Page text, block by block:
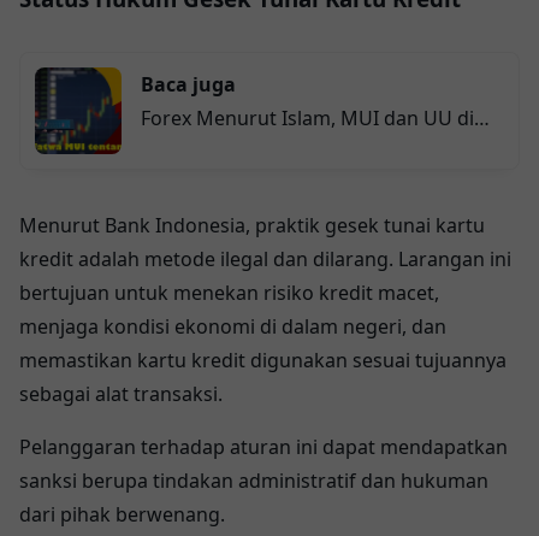
Baca juga
Forex Menurut Islam, MUI dan UU di
Menurut Bank Indonesia, praktik gesek tunai kartu
kredit adalah metode ilegal dan dilarang. Larangan ini
bertujuan untuk menekan risiko kredit macet,
menjaga kondisi ekonomi di dalam negeri, dan
memastikan kartu kredit digunakan sesuai tujuannya
sebagai alat transaksi.
Pelanggaran terhadap aturan ini dapat mendapatkan
sanksi berupa tindakan administratif dan hukuman
dari pihak berwenang.